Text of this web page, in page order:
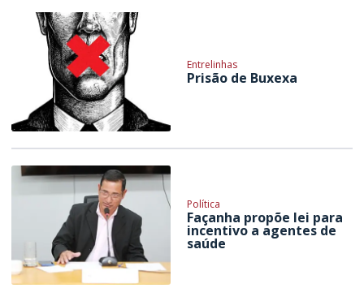
Entrelinhas
Prisão de Buxexa
Política
Façanha propõe lei para
incentivo a agentes de
saúde